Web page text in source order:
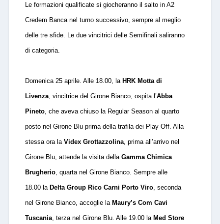
Le formazioni qualificate si giocheranno il salto in A2
Credem Banca nel turno successivo, sempre al meglio
delle tre sfide. Le due vincitrici delle Semifinali saliranno
di categoria.
Domenica 25 aprile. Alle 18.00, la HRK Motta di
Livenza, vincitrice del Girone Bianco, ospita l’Abba
Pineto, che aveva chiuso la Regular Season al quarto
posto nel Girone Blu prima della trafila dei Play Off. Alla
stessa ora la Videx Grottazzolina, prima all’arrivo nel
Girone Blu, attende la visita della Gamma Chimica
Brugherio, quarta nel Girone Bianco. Sempre alle
18.00 la Delta Group Rico Carni Porto Viro, seconda
nel Girone Bianco, accoglie la Maury’s Com Cavi
Tuscania, terza nel Girone Blu. Alle 19.00 la Med Store